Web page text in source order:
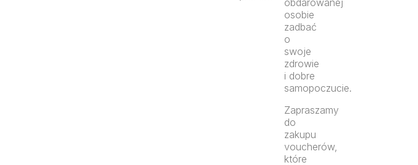
osobie
zadbać
o
swoje
zdrowie
i dobre
samopoczucie.
Zapraszamy
do
zakupu
voucherów,
które